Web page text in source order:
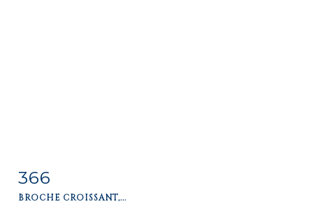
Item detail
366
BROCHE CROISSANT,...